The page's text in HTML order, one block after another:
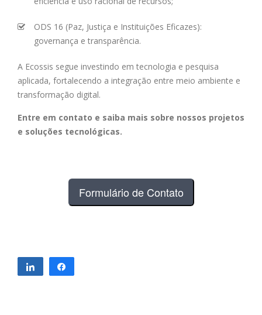
ODS 16 (Paz, Justiça e Instituições Eficazes):
governança e transparência.
A Ecossis segue investindo em tecnologia e pesquisa
aplicada, fortalecendo a integração entre meio ambiente e
transformação digital.
Entre em contato e saiba mais sobre nossos projetos
e soluções tecnológicas.
Formulário de Contato
Compartilhar